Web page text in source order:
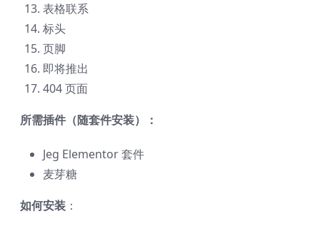
表格联系
标头
页脚
即将推出
404 页面
所需插件（随套件安装）：
Jeg Elementor 套件
麦芽糖
如何安装 ：